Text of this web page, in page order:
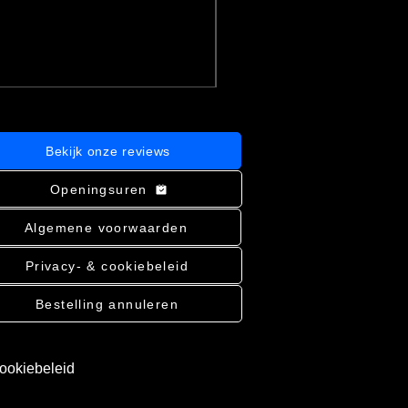
Bekijk onze reviews
Openingsuren
Algemene voorwaarden
Privacy- & cookiebeleid
Bestelling annuleren